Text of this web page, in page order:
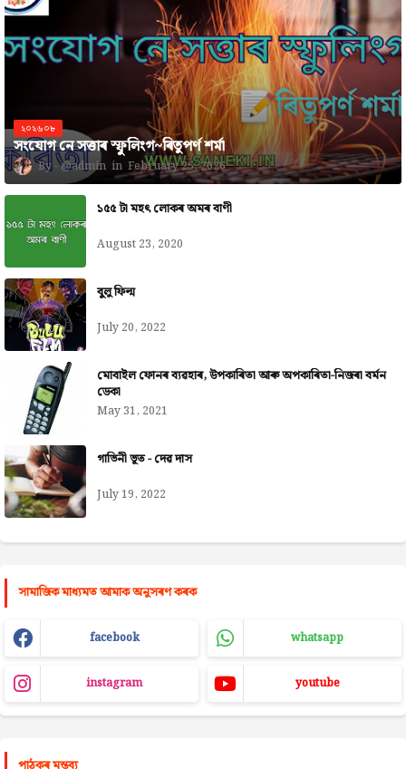
২০২৬০৮
সংযোগ নে সত্তাৰ স্ফুলিংগ~ৰিতুপৰ্ণ শৰ্মা
@admin February 25, 2026
১৫৫ টা মহৎ লোকৰ অমৰ বাণী
August 23, 2020
বুলু ফিল্ম
July 20, 2022
মোবাইল ফোনৰ ব্যৱহাৰ, উপকাৰিতা আৰু অপকাৰিতা-নিজৰা বৰ্মন
ডেকা
May 31, 2021
গাভিনী ভূত - দেৱ দাস
July 19, 2022
সামাজিক মাধ্যমত আমাক অনুসৰণ কৰক
facebook whatsapp
instagram youtube